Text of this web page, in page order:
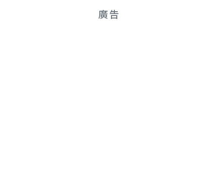
廣告